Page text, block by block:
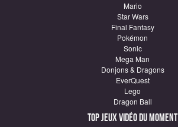
Mario
Star Wars
Final Fantasy
Pokémon
Sonic
Mega Man
Donjons & Dragons
EverQuest
Lego
Dragon Ball
Top Jeux vidéo du moment